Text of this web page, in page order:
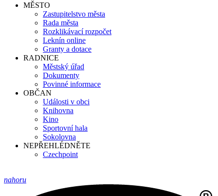
MĚSTO
Zastupitelstvo města
Rada města
Rozklikávací rozpočet
Leknín online
Granty a dotace
RADNICE
Městský úřad
Dokumenty
Povinné informace
OBČAN
Události v obci
Knihovna
Kino
Sportovní hala
Sokolovna
NEPŘEHLÉDNĚTE
Czechpoint
nahoru